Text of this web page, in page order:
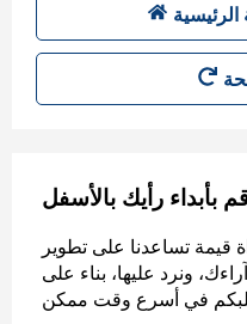
بأبداء رأيك بالأسفل
قيمة تساعدنا على تطوير
ونرد عليها، بناء على